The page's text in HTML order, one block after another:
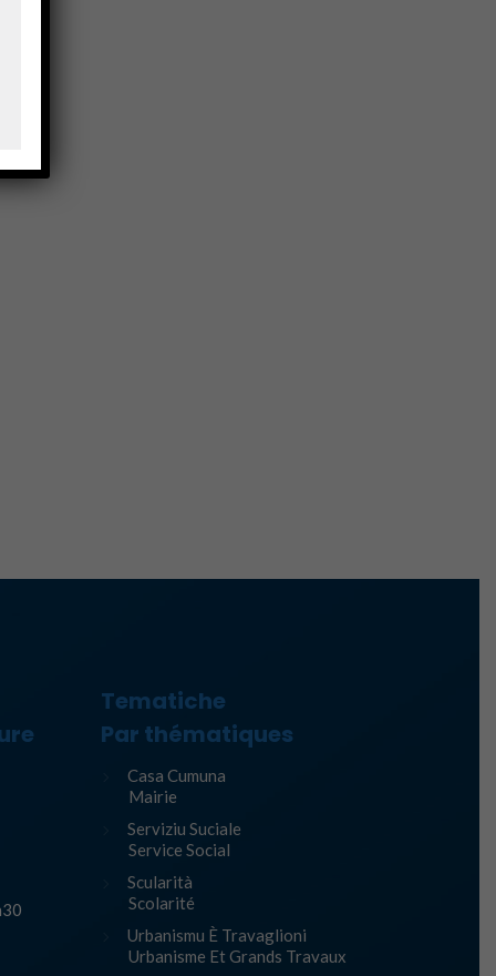
Tematiche
Par thématiques
Casa Cumuna
Mairie
Serviziu Suciale
Service Social
Scularità
Scolarité
Urbanismu È Travaglioni
Urbanisme Et Grands Travaux